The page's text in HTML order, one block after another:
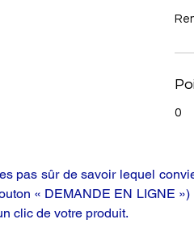
0
pas sûr de savoir lequel
« DEMANDE EN LIGNE
clic de votre produit.